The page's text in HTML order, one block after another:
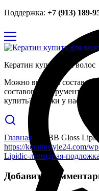
Поддержка: +7 (913) 189-
Кератин купить для волос
Можно выбрать состав по
составов, инструментов
купить? Закажи у нас.
Главная
BB Gloss
https://keratinstyle24.com/
Lipidic-липидная-
Добавить